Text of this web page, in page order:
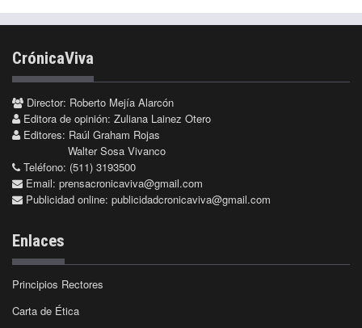
CrónicaViva
Director: Roberto Mejía Alarcón
Editora de opinión: Zuliana Lainez Otero
Editores: Raúl Graham Rojas
Walter Sosa Vivanco
Teléfono: (511) 3193500
Email: prensacronicaviva@gmail.com
Publicidad online: publicidadcronicaviva@gmail.com
Enlaces
Principios Rectores
Carta de Ética